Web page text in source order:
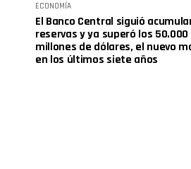
ECONOMÍA
El Banco Central siguió
reservas y ya superó los 50.000
millones de dólares, el nuevo
en los últimos siete años